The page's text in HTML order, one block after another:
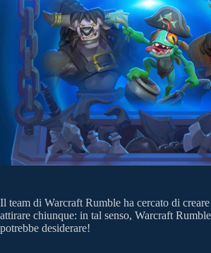
Il team di Warcraft Rumble ha cercato di
attirare chiunque: in tal senso, Warcraft
potrebbe desiderare!